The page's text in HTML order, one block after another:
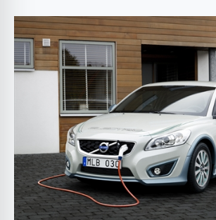
Primele
10
Volvo
C30
livrate!